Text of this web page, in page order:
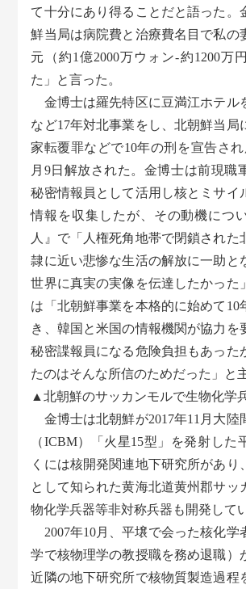
て十分にあり得ることだと語った。
鮮当局は病院費と治療費名目で私の
元（約1億2000万ウォン-約1200万
た」と言った。
金博士は羅先特区に豆満江ホテル
など17年対北事業をし、北朝鮮当局
家転覆罪などで10年の刑を宣告さ
月9日解放された。金博士は前現職
秘密情報員として活用し核とミサイ
情報を収集したが、その動機につ
人』で「人権死角地帯で閉鎖された
隷に近い悲惨な生活の解放に一助と
世界に真実の実像を伝達したかった
は「北朝鮮事業を本格的に始めて10
き、韓国と米国の情報機関が協力を
秘密諜報員になる危険負担もあった
たのはそんな所信のためだった」と
▲北朝鮮のサッカンモルで生物化学
金博士は北朝鮮が2017年11月大陸
（ICBM）「火星15型」を発射した
くには核開発関連地下研究所があり
として知られた黄海北道黄州郡サッ
物化学兵器等非対称兵器も開発して
2007年10月、平壌で会った核化学
学で核物理学の教授職を務め退職）
近隣の地下研究所で核物質製造過程